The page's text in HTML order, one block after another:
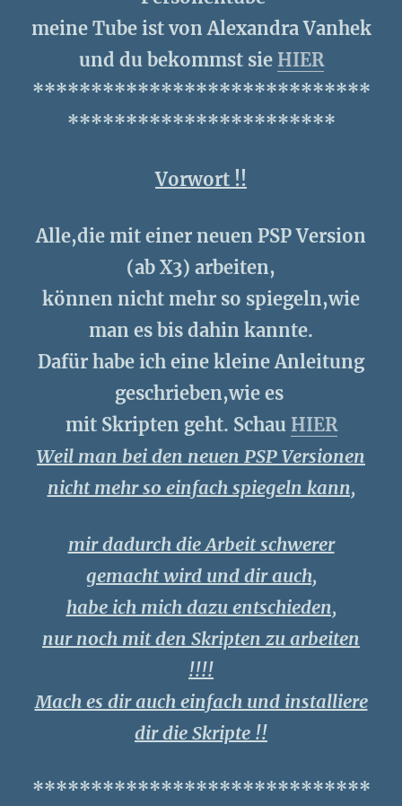
meine Tube ist von Alexandra Vanhek
und du bekommst sie HIER
*****************************
***********************
Vorwort !!
Alle,die mit einer neuen PSP Version
(ab X3) arbeiten,
können nicht mehr so spiegeln,wie
man es bis dahin kannte.
Dafür habe ich eine kleine Anleitung
geschrieben,wie es
mit Skripten geht. Schau HIER
Weil man bei den neuen PSP Versionen
nicht mehr so einfach spiegeln kann,
mir dadurch die Arbeit schwerer
gemacht wird und dir auch,
habe ich mich dazu entschieden,
nur noch mit den Skripten zu arbeiten
!!!!
Mach es dir auch einfach und installiere
dir die Skripte !!
*****************************